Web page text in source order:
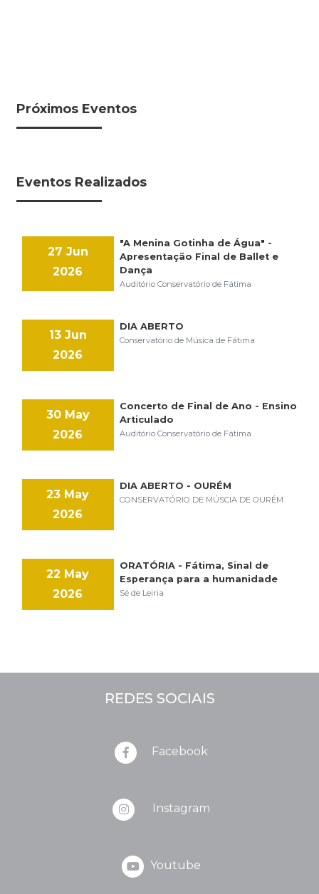
Próximos Eventos
Eventos Realizados
27 Jun
2026
"A Menina Gotinha de Água" -
Apresentação Final de Ballet e
Dança
Auditório Conservatório de Fátima
13 Jun
2026
DIA ABERTO
Conservatório de Música de Fátima
30 May
2026
Concerto de Final de Ano - Ensino
Articulado
Auditório Conservatório de Fátima
23 May
2026
DIA ABERTO - OURÉM
CONSERVATÓRIO DE MÚSCIA DE OURÉM
22 May
2026
ORATÓRIA - Fátima, Sinal de
Esperança para a humanidade
Sé de Leiria
REDES SOCIAIS
Facebook
Instagram
Youtube